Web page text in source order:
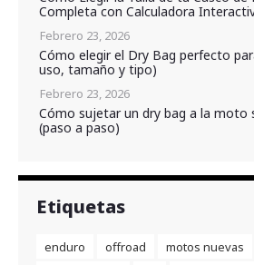
Completa con Calculadora
Febrero 23, 2026
Cómo elegir el Dry Bag perfecto
uso, tamaño y tipo)
Febrero 23, 2026
Cómo sujetar un dry bag a la moto
(paso a paso)
Etiquetas
enduro offroad motos nuevas